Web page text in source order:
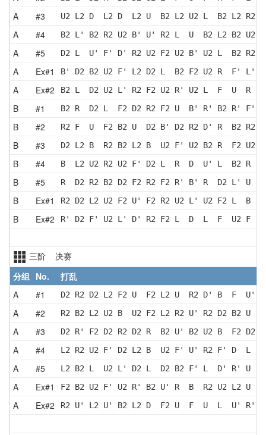
A #3 U2 L2 D  L2 D  L2 U  B2 L2 U2 L  B2 L2
A #4 B2 L' B2 R2 U2 B' U' R2 L  U  B2 L2 B2 U2
A #5 D2 L  U' F' D' R2 U2 F2 U2 B' U2 L  B2 R2
A Ex#1 B' D2 B2 U2 F' L2 D2 L  B2 F2 U2 R  F' L'
A Ex#2 B2 L  D2 U2 L' R2 F2 U2 R' U2 L  F  U  R
B #1 B2 R  D2 L  F2 D2 R2 F2 U  B' R' B2 R'
B #2 R2 F  U  F2 B2 U  D2 B' D2 R2 D' R  B2 R2
B #3 D2 L2 B  R2 B2 L2 B  U2 F' U2 B2 R  F2
B #4 B  L2 U2 R2 U2 F' D2 L  R  D  U' L  B2 R
B #5 R  D2 R2 B2 D2 F2 R2 F2 R' B' R  D2 L' U
B Ex#1 R2 D2 L2 U2 F2 U' F2 R2 U2 L' U2 F2 L  B
B Ex#2 R' D2 F' U2 L' D' R2 F2 L  D  L  F  U2 F
三阶 决赛
分组 No.
打乱
A
#1 D2 R2 D2 L2 F2 U  F2 L2 U  R2 D' B  F  U'
A #2 R2 B2 L2 U2 B  U2 F2 L2 R2 U' R2 D2 B2 U
A #3 D2 R' F2 D2 R2 D2 R  B2 U' B2 U2 B  F2
A #4 L2 R2 U2 F' D2 L2 B  U2 F' U' R2 F' D  L
A #5 L2 B2 L  U2 L' D2 L  D2 B2 F' L  D' R' U
A Ex#1 F2 B2 U2 F' U2 R' B2 U' R  B  R2 U2 L2 U
A Ex#2 R2 U' L2 U' B2 L2 D  F2 U  F  U  L  U' R'